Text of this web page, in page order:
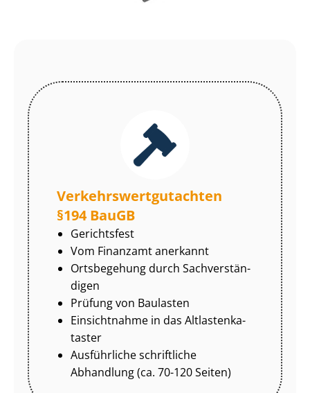
Ver­kehrs­wert­gut­ach­ten
§194 BauGB
Gerichtsfest
Vom Finanzamt anerkannt
Ortsbegehung durch Sach­ver­stän­
di­gen
Prüfung von Baulasten
Einsichtnahme in das Alt­las­ten­ka­
tas­ter
Ausführliche schriftliche
Abhandlung (ca. 70-120 Seiten)